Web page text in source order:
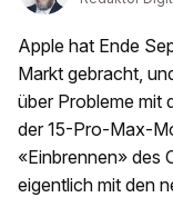
Apple hat Ende
Markt gebracht,
über Probleme mit
der 15-Pro-Max-
«Einbrennen» des
eigentlich mit den